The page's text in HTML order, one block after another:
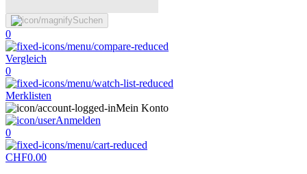
Suchen
0
Vergleich
0
Merklisten
Mein Konto
Anmelden
0
CHF0.00